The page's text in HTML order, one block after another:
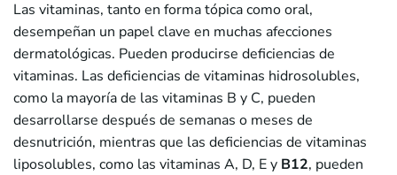
Las vitaminas, tanto en forma tópica como oral,
desempeñan un papel clave en muchas afecciones
dermatológicas. Pueden producirse deficiencias de
vitaminas. Las deficiencias de vitaminas hidrosolubles,
como la mayoría de las vitaminas B y C, pueden
desarrollarse después de semanas o meses de
desnutrición, mientras que las deficiencias de vitaminas
liposolubles, como las vitaminas A, D, E y B12, pueden